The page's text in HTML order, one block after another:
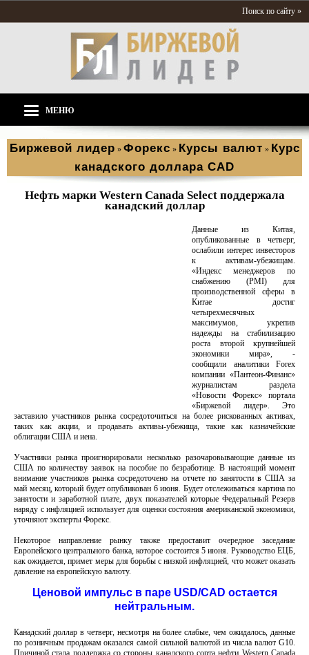
Поиск по сайту »
МЕНЮ
Биржевой лидер » Форекс » Курсы валют » Курс
канадского доллара CAD
Нефть марки Western Canada Select поддержала
канадский доллар
Данные из Китая,
опубликованные в четверг,
ослабили интерес инвесторов
к активам-убежищам.
«Индекс менеджеров по
снабжению (PMI) для
производственной сферы в
Китае достиг
четырехмесячных
максимумов, укрепив
надежды на стабилизацию
роста второй крупнейшей
экономики мира», -
сообщили аналитики Forex
компании «Пантеон-Финанс»
журналистам раздела
«Новости Форекс» портала
«Биржевой лидер». Это
заставило участников рынка сосредоточиться на более рискованных активах,
таких как акции, и продавать активы-убежища, такие как казначейские
облигации США и иена.
Участники рынка проигнорировали несколько разочаровывающие данные из
США по количеству заявок на пособие по безработице. В настоящий момент
внимание участников рынка сосредоточено на отчете по занятости в США за
май месяц, который будет опубликован 6 июня. Будет отслеживаться картина по
занятости и заработной плате, двух показателей которые Федеральный Резерв
наряду с инфляцией использует для оценки состояния американской экономики,
уточняют эксперты Форекс.
Некоторое направление рынку также предоставит очередное заседание
Европейского центрального банка, которое состоится 5 июня. Руководство ЕЦБ,
как ожидается, примет меры для борьбы с низкой инфляцией, что может оказать
давление на европейскую валюту.
Ценовой импульс в паре USD/CAD остается
нейтральным.
Канадский доллар в четверг, несмотря на более слабые, чем ожидалось, данные
по розничным продажам оказался самой сильной валютой из числа валют G10.
Причиной стала поддержка со стороны канадского сорта нефти Western Canada